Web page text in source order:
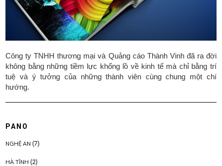
Công ty TNHH thương mại và Quảng cáo Thành Vinh đã ra đời
không bằng những tiềm lực khổng lồ về kinh tế mà chỉ bằng trí
tuệ và ý tưởng của những thành viên cùng chung một chí
hướng.
PANO
NGHỆ AN (7)
HÀ TĨNH (2)